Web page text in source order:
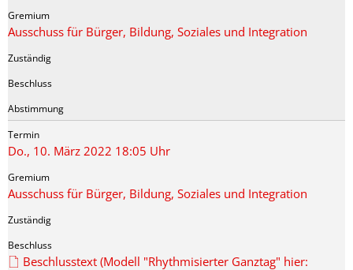
Ausschuss für Bürger, Bildung, Soziales und Integration
Do., 10. März 2022 18:05 Uhr
Ausschuss für Bürger, Bildung, Soziales und Integration
Beschlusstext (Modell "Rhythmisierter Ganztag" hier: